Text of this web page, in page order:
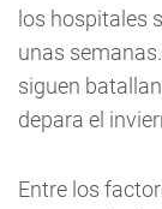
los hospitales
unas
siguen
depara el
Entre los